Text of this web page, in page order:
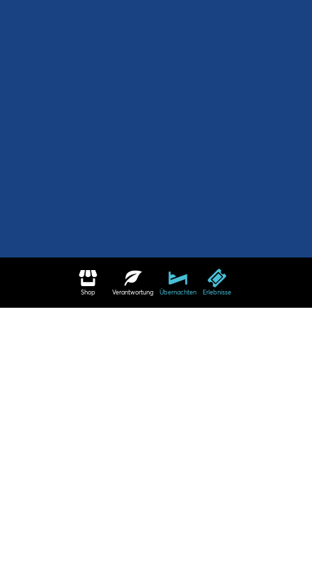
Shop Verantwortung Übernachten Erlebnisse